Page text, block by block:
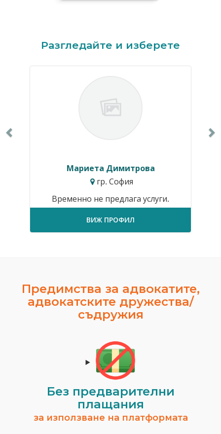
Разгледайте и изберете
Мариета Димитрова
гр. София
Временно не предлага услуги.
ВИЖ ПРОФИЛ
Предимства за адвокатите,
адвокатските дружества/
съдружия
Без предварителни
плащания
за използване на платформата